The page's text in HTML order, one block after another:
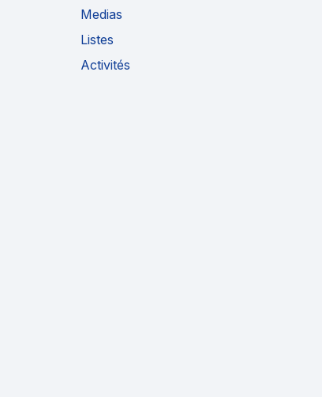
Medias
Listes
Activités